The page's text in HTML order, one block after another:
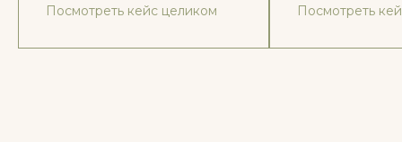
Посмотреть кейс целиком Посмотреть